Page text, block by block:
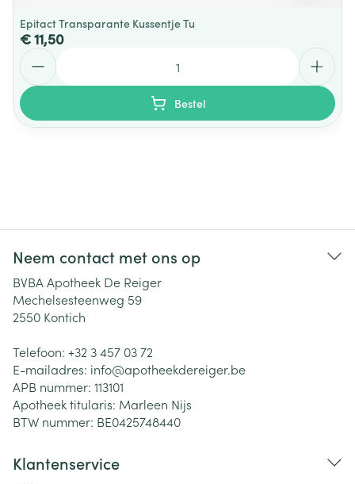
Epitact Transparante Kussentje Tu
€ 11,50
Bestel
Neem contact met ons op
BVBA Apotheek De Reiger
Mechelsesteenweg 59
2550 Kontich
Telefoon: +32 3 457 03 72
E-mailadres: info@apotheekdereiger.be
APB nummer: 113101
Apotheek titularis: Marleen Nijs
BTW nummer: BE0425748440
Klantenservice